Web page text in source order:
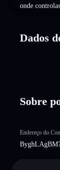
onde
Dados
Sobre
Endereço do